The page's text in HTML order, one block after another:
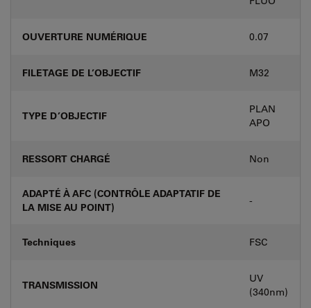
OUVERTURE NUMÉRIQUE 0.07
FILETAGE DE L’OBJECTIF M32
TYPE D’OBJECTIF
PLAN
APO
RESSORT CHARGÉ Non
ADAPTÉ À AFC (CONTRÔLE ADAPTATIF DE
LA MISE AU POINT)
-
Techniques FSC
TRANSMISSION
UV
(340nm)